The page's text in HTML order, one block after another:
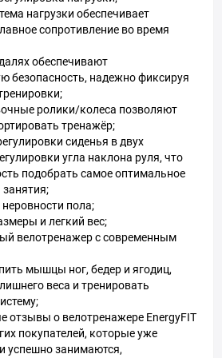
нагрузки обеспечивает
сопротивление во время
обеспечивают
безопасность, надежно фиксируя
ролики/колеса позволяют
тренажёр;
сиденья в двух
угла наклона руля, что
подобрать самое оптимальное
пола;
и легкий вес;
велотренажер с современным
мышцы ног, бедер и ягодиц,
веса и тренировать
отзывы о велотренажере EnergyFIT
покупателей, которые уже
успешно занимаются,